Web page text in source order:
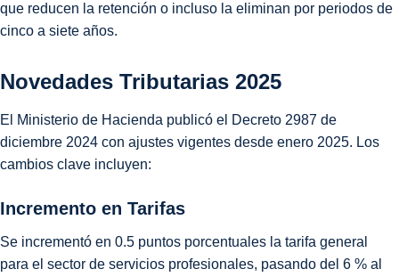
que reducen la retención o incluso la eliminan por periodos de
cinco a siete años.
Novedades Tributarias 2025
El Ministerio de Hacienda publicó el Decreto 2987 de
diciembre 2024 con ajustes vigentes desde enero 2025. Los
cambios clave incluyen:
Incremento en Tarifas
Se incrementó en 0.5 puntos porcentuales la tarifa general
para el sector de servicios profesionales, pasando del 6 % al